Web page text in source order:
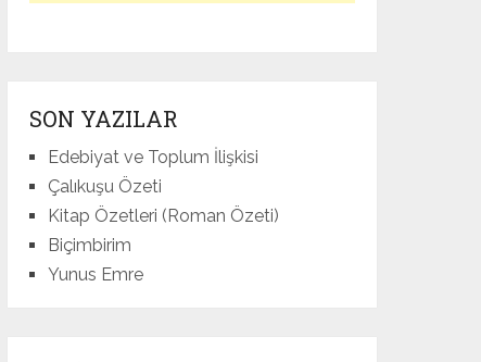
SON YAZILAR
Edebiyat ve Toplum İlişkisi
Çalıkuşu Özeti
Kitap Özetleri (Roman Özeti)
Biçimbirim
Yunus Emre